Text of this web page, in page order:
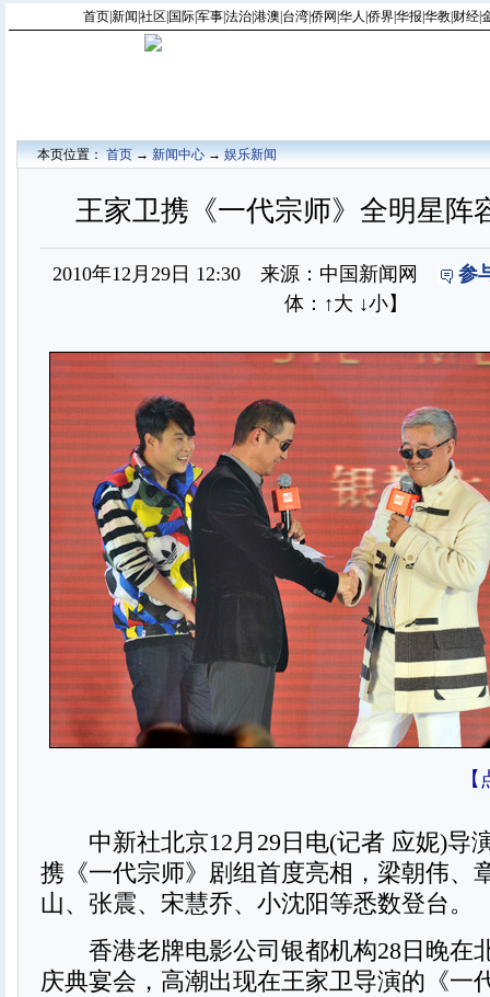
首页|新闻 社区 国际|军事|法治|港澳 台湾|侨网 华人 侨界|华报 华教| 财经|
本页位置：首页→新闻中心→娱乐新闻
王家卫携《一代宗师》全明星阵
2010年12月29日 12:30 来源：中国新闻网
参
体： ↑大 ↓小】
中新社北京12月29日电(记者 应妮)导
携《一代宗师》剧组首度亮相，梁朝伟、
山、张震、宋慧乔、小沈阳等悉数登台。
香港老牌电影公司银都机构28日晚在
庆典宴会，高潮出现在王家卫导演的《一